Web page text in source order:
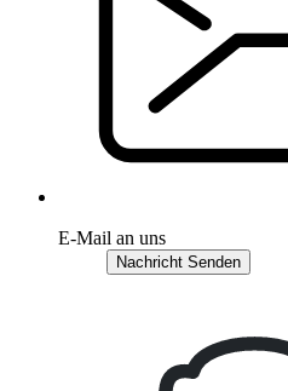
E-Mail an uns
Nachricht Senden